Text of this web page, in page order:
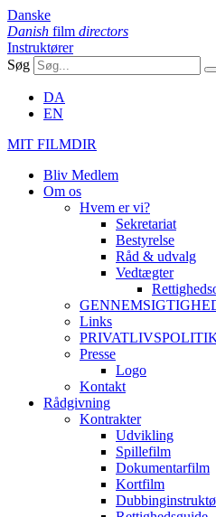
Danske
Danish film directors
Instruktører
Søg
DA
EN
MIT FILMDIR
Bliv Medlem
Om os
Hvem er vi?
Sekretariat
Bestyrelse
Råd & udvalg
Vedtægter
Links
Presse
Logo
Kontakt
Rådgivning
Kontrakter
Udvikling
Spillefilm
Dokumentarfilm
Kortfilm